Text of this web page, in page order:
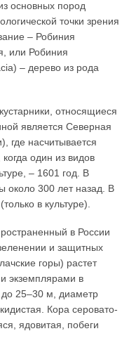
основных пород
точки зрения
– Робиния
или Робиния
– дерево из рода
относящиеся
является Северная
где насчитывается
один из видов
– 1601 год. В
около 300 лет назад. В
в культуре).
в России
и защитных
горы) растет
экземплярами в
до 25–30 м, диаметр
Кора серовато-
ядовитая, побеги